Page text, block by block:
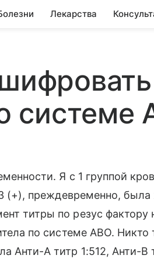
Лекарства
системе
Я с 1 группой
(+), преждевременно, была
титры по резус
по системе АВО.
Анти-А титр 1:512, Анти-В